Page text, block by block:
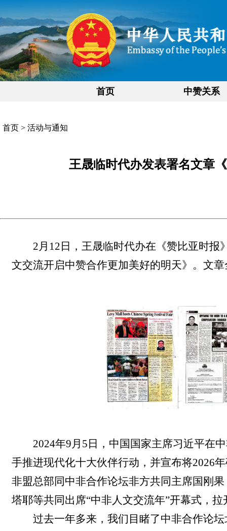
首页 中赞关系
首页 > 活动与通知
王晟临时代办发表署名文章
2月12日，王晟临时代办在《赞比亚时
文交流开启中赞合作更加美好的明天》。文
2024年9月5日，中国国家主席习近平在
手推进现代化十大伙伴行动，并宣布将2026
非盟总部同中非合作论坛非方共同主席国刚
塔耶等共同出席“中非人文交流年”开幕式，
过去一年多来，我们目睹了中非合作论